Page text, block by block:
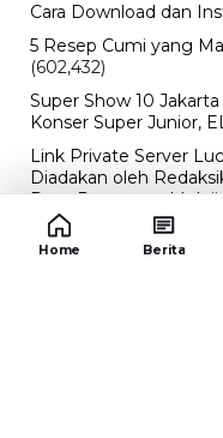
Cara Download dan
5 Resep Cumi yang
(602,432)
Super Show 10
Konser Super Junior,
Link Private Server
Diadakan oleh
Drop Rate yang
10 Film Indonesia
Wulan Guritno! (352,096)
Home Berita